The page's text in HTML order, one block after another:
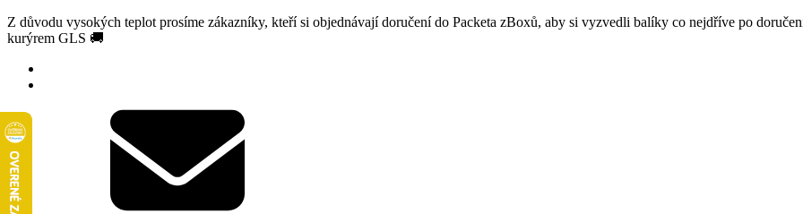
Z důvodu vysokých teplot prosíme zákazníky, kteří si objednávají doručení do Packeta zBoxů, aby si vyzvedli balíky co nejdříve po
kurýrem GLS 🚚